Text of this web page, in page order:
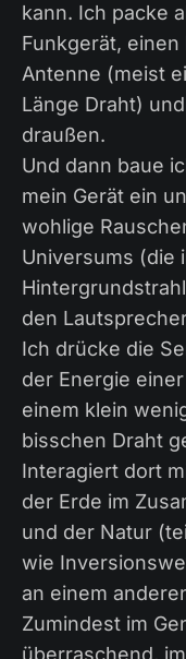
kann. Ich packe
Funkgerät,
Antenne (meist
Länge Draht)
draußen.
Und dann baue
mein Gerät ein
wohlige
Universums (die
den
Ich drücke die
der Energie
einem klein
bisschen Draht
Interagiert dort
der Erde im
und der Natur
wie
an einem
Zumindest im
überraschend,